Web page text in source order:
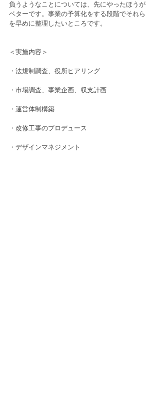
負うようなことについては、先にやったほうが
ベターです。事業の予算化をする段階でそれら
を早めに整理したいところです。
＜実施内容＞
・法規制調査、役所ヒアリング
・市場調査、事業企画、収支計画
・運営体制構築
・改修工事のプロデュース
・デザインマネジメント